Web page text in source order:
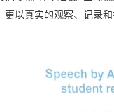
以真实的观察、记录